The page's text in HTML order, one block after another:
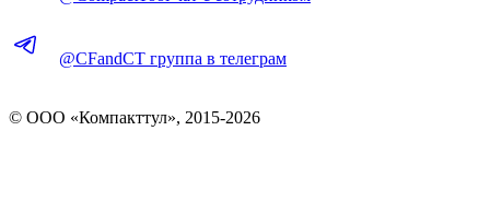
@CFandCT группа в телеграм
© OOO «Компакттул», 2015-2026